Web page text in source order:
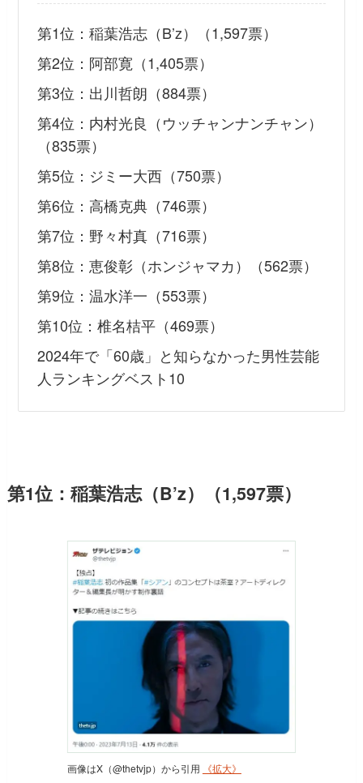
第1位：稲葉浩志（B’z）（1,597票）
第2位：阿部寛（1,405票）
第3位：出川哲朗（884票）
第4位：内村光良（ウッチャンナンチャン）
（835票）
第5位：ジミー大西（750票）
第6位：高橋克典（746票）
第7位：野々村真（716票）
第8位：恵俊彰（ホンジャマカ）（562票）
第9位：温水洋一（553票）
第10位：椎名桔平（469票）
2024年で「60歳」と知らなかった男性芸能
人ランキングベスト10
第1位：稲葉浩志（B’z）（1,597票）
画像はX（@thetvjp）から引用 《拡大》